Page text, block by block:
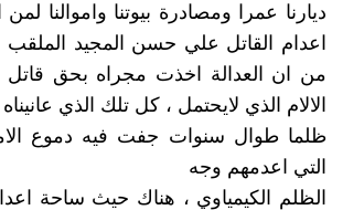
ديارنا عمرا ومصادرة بيوتنا واموالنا
اعدام القاتل علي حسن المجيد الملقب
من ان العدالة اخذت مجراه بحق قاتل
الالام الذي لايحتمل ، كل تلك الذي
ظلما طوال سنوات جفت فيه دموع
التي اعدمهم وجه